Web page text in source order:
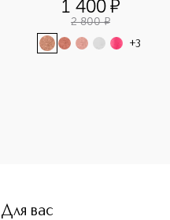
1 400¤
2 800 ¤
+3
Для вас